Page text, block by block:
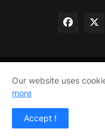
Home About
Our website uses
more
Accept !